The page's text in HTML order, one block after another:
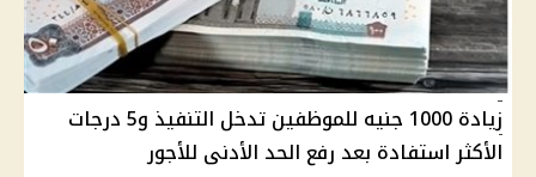
زيادة 1000 جنيه للموظفين تدخل التنفيذ و5 درجات
الأكثر استفادة بعد رفع الحد الأدنى للأجور